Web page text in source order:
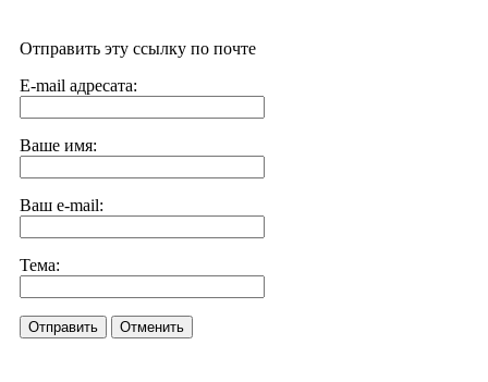
Отправить эту ссылку по почте
E-mail адресата:
Ваше имя:
Ваш e-mail:
Тема:
Отправить Отменить